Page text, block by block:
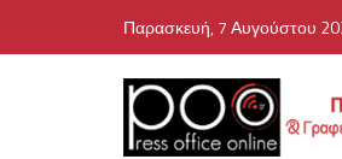
Παρασκευή, 7 Αυγούστου